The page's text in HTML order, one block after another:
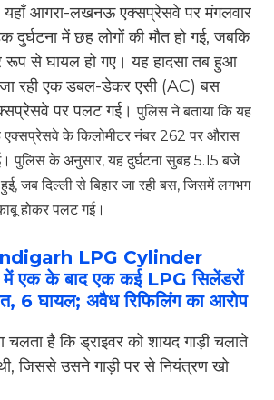
आगरा-लखनऊ एक्सप्रेसवे पर मंगलवार
में छह लोगों की मौत हो गई, जबकि
रूप से घायल हो गए। यह हादसा तब हुआ
जा रही एक डबल-डेकर एसी (AC) बस
पर पलट गई।पुलिस ने बताया कि यह
के किलोमीटर नंबर 262 पर औरास
पुलिस के अनुसार, यह दुर्घटना सुबह 5.15 बजे
जब दिल्ली से बिहार जा रही बस, जिसमें लगभग
होकर पलट गई।
LPG Cylinder
एक के बाद एक कई LPG सिलेंडरों
6 घायल; अवैध रिफिलिंग का आरोप
है कि ड्राइवर को शायद गाड़ी चलाते
जिससे उसने गाड़ी पर से नियंत्रण खो